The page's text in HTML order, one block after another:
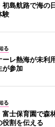
初島航路で海
験
る
ーレ熱海が未
が参加
る
富士保育園で森
役割を伝える